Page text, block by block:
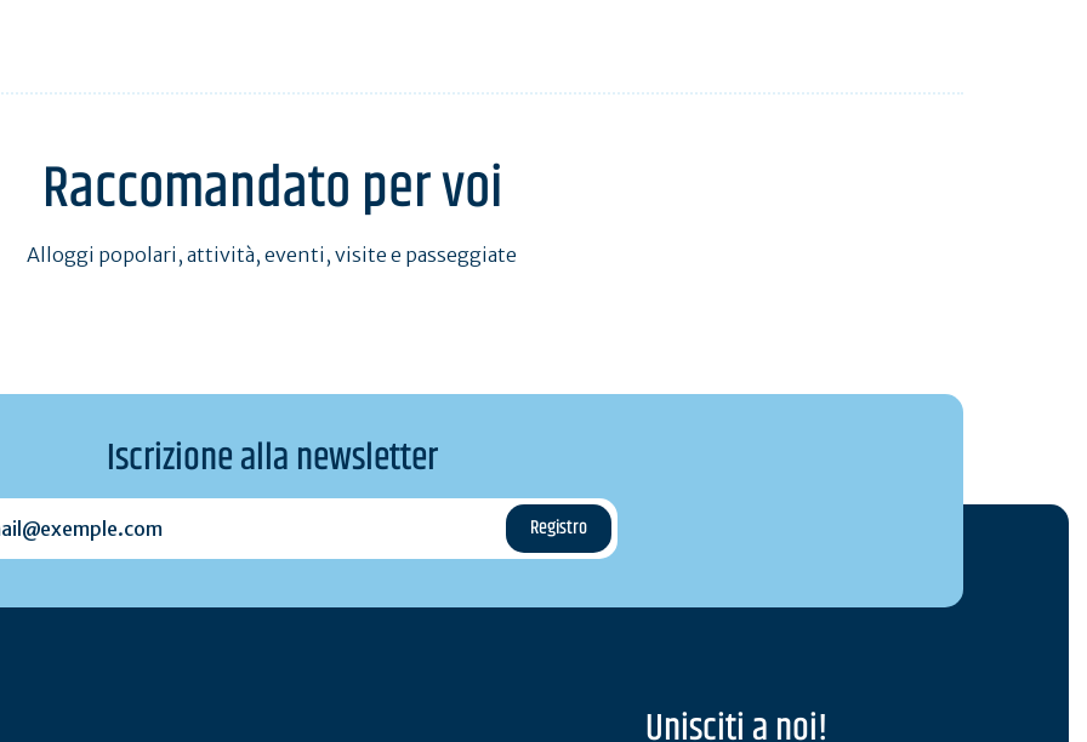
Raccomandato per voi
Alloggi popolari, attività, eventi, visite e passeggiate
Iscrizione alla newsletter
Unisciti a noi!